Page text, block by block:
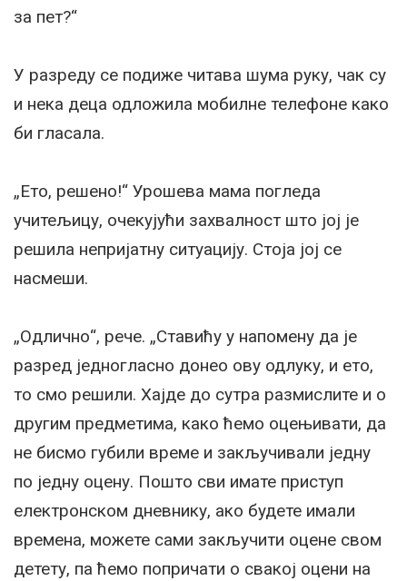
за пет?“
У разреду се подиже читава шума руку, чак су
и нека деца одложила мобилне телефоне како
би гласала.
„Ето, решено!“ Урошева мама погледа
учитељицу, очекујући захвалност што јој је
решила непријатну ситуацију. Стоја јој се
насмеши.
„Одлично“, рече. „Ставићу у напомену да је
разред једногласно донео ову одлуку, и ето,
то смо решили. Хајде до сутра размислите и о
другим предметима, како ћемо оцењивати, да
не бисмо губили време и закључивали једну
по једну оцену. Пошто сви имате приступ
електронском дневнику, ако будете имали
времена, можете сами закључити оцене свом
детету, па ћемо попричати о свакој оцени на